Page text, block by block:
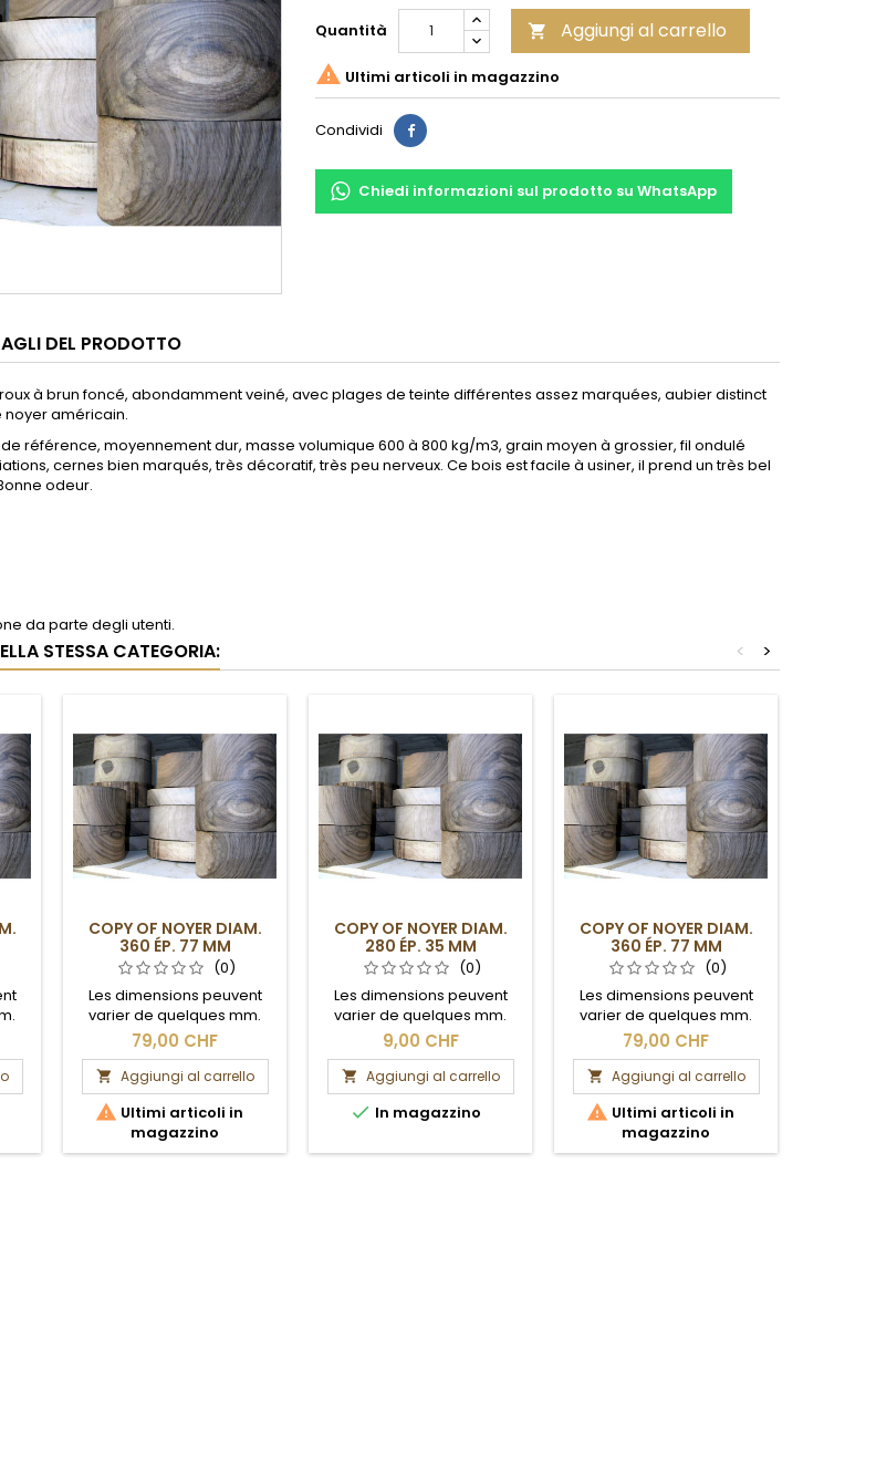
Quantità  Aggiungi al carrello
 Ultimi articoli in magazzino
Condividi Condividi
Chiedi informazioni sul prodotto su WhatsApp
DEL PRODOTTO
à brun foncé, abondamment veiné, avec plages de teinte différentes assez marquées, aubier distinct
noyer américain.
référence, moyennement dur, masse volumique 600 à 800 kg/m3, grain moyen à grossier, fil ondulé
cernes bien marqués, très décoratif, très peu nerveux. Ce bois est facile à usiner, il prend un très bel
odeur.
da parte degli utenti.
STESSA CATEGORIA: >
<
COPY OF NOYER DIAM.
360 ÉP. 77 MM
(0)
Les dimensions peuvent
varier de quelques mm.
Section brute.
79,00 CHF
 Aggiungi al carrello
 Ultimi articoli in
magazzino
COPY OF NOYER DIAM.
280 ÉP. 35 MM
(0)
Les dimensions peuvent
varier de quelques mm.
Section brute.
9,00 CHF
 Aggiungi al carrello
 In magazzino
COPY OF NOYER DIAM.
360 ÉP. 77 MM
(0)
Les dimensions peuvent
varier de quelques mm.
Section brute.
79,00 CHF
 Aggiungi al carrello
 Ultimi articoli in
magazzino